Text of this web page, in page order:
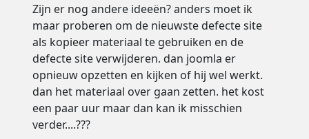
Zijn er nog andere ideeën? anders moet ik
maar proberen om de nieuwste defecte site
als kopieer materiaal te gebruiken en de
defecte site verwijderen. dan joomla er
opnieuw opzetten en kijken of hij wel werkt.
dan het materiaal over gaan zetten. het kost
een paar uur maar dan kan ik misschien
verder....???